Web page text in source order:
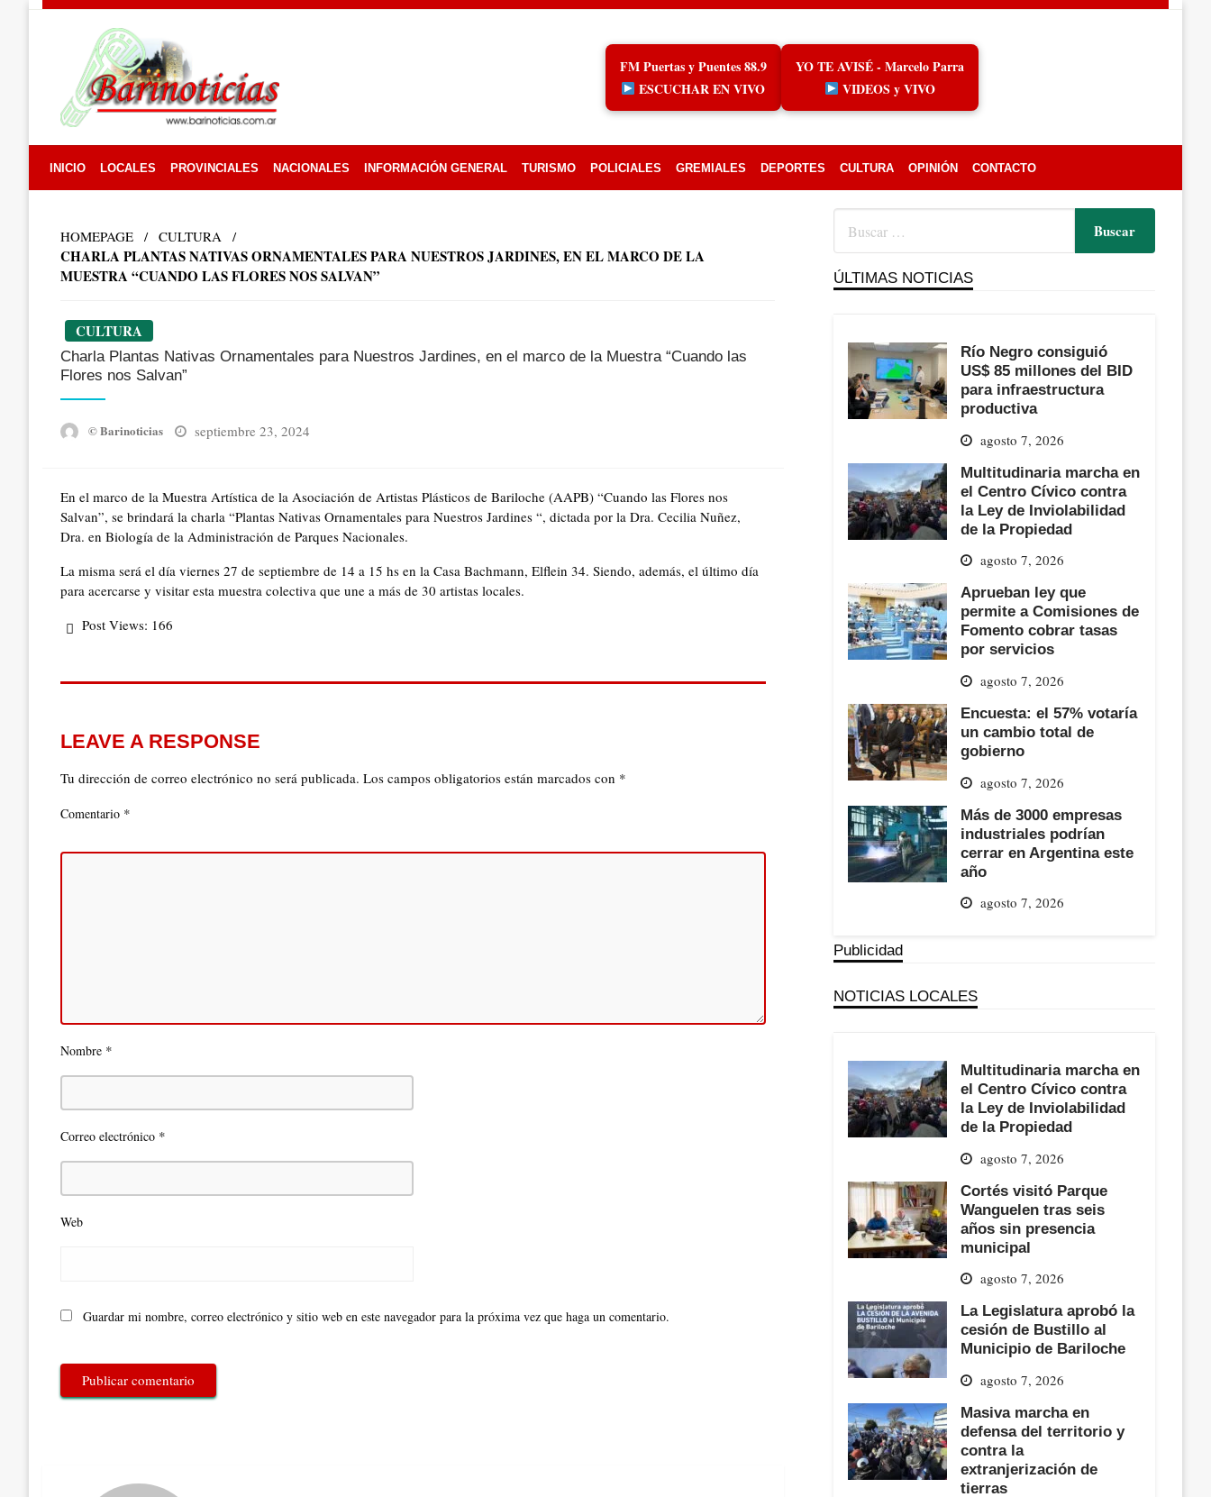
FM Puertas y Puentes 88.9
ESCUCHAR EN VIVO
YO TE AVISÉ - Marcelo Parra
VIDEOS y VIVO
INICIO LOCALES PROVINCIALES NACIONALES INFORMACIÓN GENERAL TURISMO POLICIALES GREMIALES DEPORTES CULTURA OPINIÓN CONTACTO
HOMEPAGE CULTURA
CHARLA PLANTAS NATIVAS ORNAMENTALES PARA NUESTROS JARDINES, EN EL MARCO DE LA
MUESTRA “CUANDO LAS FLORES NOS SALVAN”
CULTURA
Charla Plantas Nativas Ornamentales para Nuestros Jardines, en el marco de la Muestra “Cuando las
Flores nos Salvan”
© Barinoticias
Posted
septiembre 23, 2024
En el marco de la Muestra Artística de la Asociación de Artistas Plásticos de Bariloche (AAPB) “Cuando las Flores nos
Salvan”, se brindará la charla “Plantas Nativas Ornamentales para Nuestros Jardines “, dictada por la Dra. Cecilia Nuñez,
Dra. en Biología de la Administración de Parques Nacionales.
La misma será el día viernes 27 de septiembre de 14 a 15 hs en la Casa Bachmann, Elflein 34. Siendo, además, el último día
para acercarse y visitar esta muestra colectiva que une a más de 30 artistas locales.
Post Views: 166
LEAVE A RESPONSE
Tu dirección de correo electrónico no será publicada. Los campos obligatorios están marcados con *
Comentario *
Nombre *
Correo electrónico *
Web
Guardar mi nombre, correo electrónico y sitio web en este navegador para la próxima vez que haga un comentario.
ÚLTIMAS NOTICIAS
Río Negro consiguió
US$ 85 millones del BID
para infraestructura
productiva
agosto 7, 2026
Multitudinaria marcha en
el Centro Cívico contra
la Ley de Inviolabilidad
de la Propiedad
agosto 7, 2026
Aprueban ley que
permite a Comisiones de
Fomento cobrar tasas
por servicios
agosto 7, 2026
Encuesta: el 57% votaría
un cambio total de
gobierno
agosto 7, 2026
Más de 3000 empresas
industriales podrían
cerrar en Argentina este
año
agosto 7, 2026
Publicidad
NOTICIAS LOCALES
Multitudinaria marcha en
el Centro Cívico contra
la Ley de Inviolabilidad
de la Propiedad
agosto 7, 2026
Cortés visitó Parque
Wanguelen tras seis
años sin presencia
municipal
agosto 7, 2026
La Legislatura aprobó la
cesión de Bustillo al
Municipio de Bariloche
agosto 7, 2026
Masiva marcha en
defensa del territorio y
contra la
extranjerización de
tierras